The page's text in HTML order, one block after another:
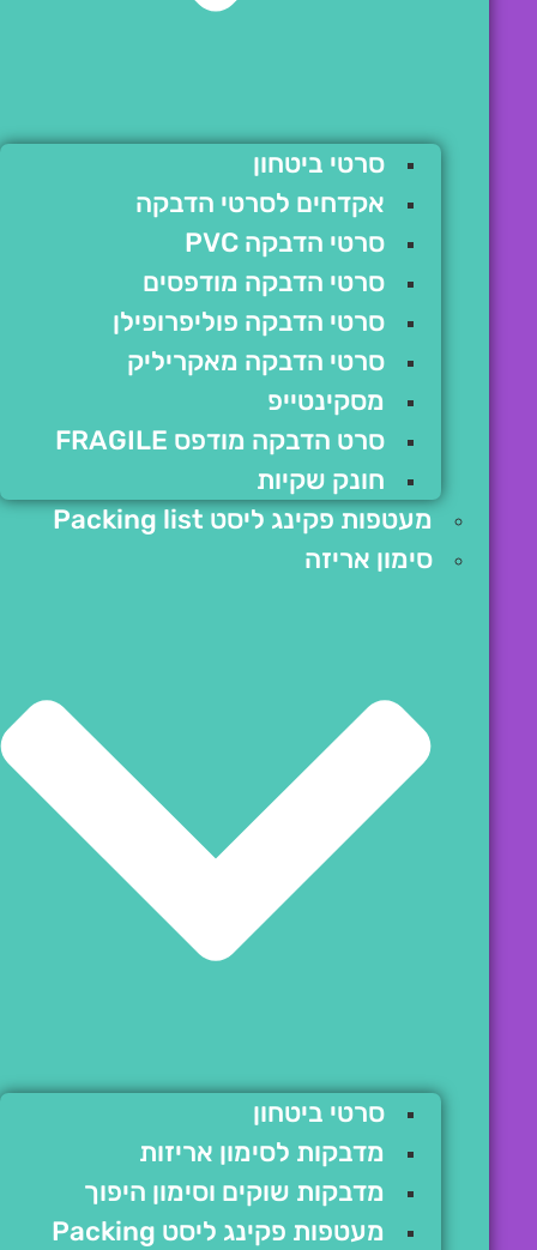
סרטי ביטחון
אקדחים לסרטי הדבקה
סרטי הדבקה PVC
סרטי הדבקה מודפסים
סרטי הדבקה פוליפרופילן
סרטי הדבקה מאקריליק
מסקינטייפ
סרט הדבקה מודפס FRAGILE
חונק שקיות
מעטפות פקינג ליסט Packing list
סימון אריזה
סרטי ביטחון
מדבקות לסימון אריזות
מדבקות שוקים וסימון היפוך
מעטפות פקינג ליסט Packing